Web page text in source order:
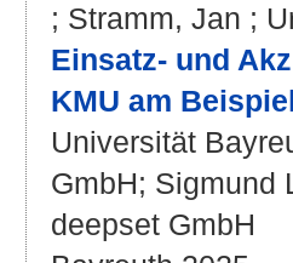
; Stramm, Jan ;
Einsatz- und
KMU am
Universität
GmbH; Sigmund
deepset GmbH